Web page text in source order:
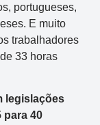
portugueses,
E muito
trabalhadores
33 horas
legislações
para 40